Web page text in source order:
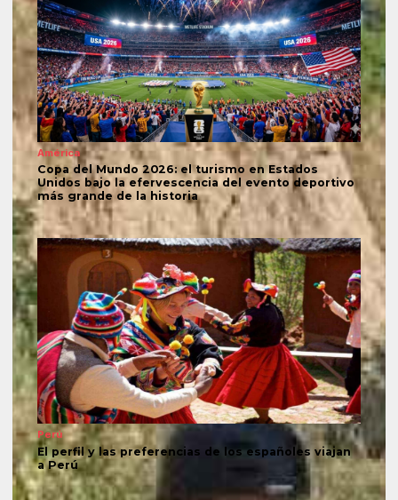
América
Copa del Mundo 2026: el turismo en Estados
Unidos bajo la efervescencia del evento deportivo
más grande de la historia
Perú
El perfil y las preferencias de los españoles viajan
a Perú